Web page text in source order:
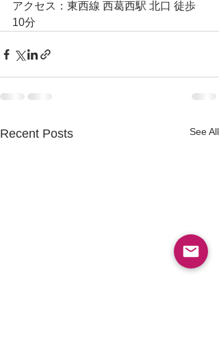
アクセス：東西線 西葛西駅 北口 徒歩
10分
Recent Posts See All